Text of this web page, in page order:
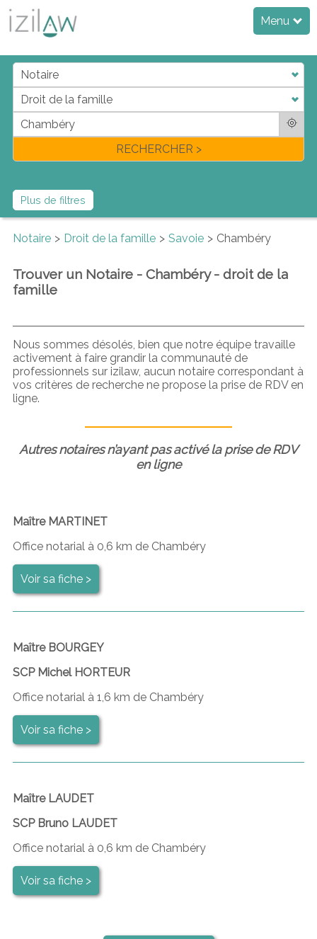
Menu
jdadi
fl
RECHERCHER >
Plus de filtres
Notaire Droit de la famille Savoie Chambéry
Trouver un Notaire - Chambéry - droit de la
famille
Nous sommes désolés, bien que notre équipe travaille
activement à faire grandir la communauté de
professionnels sur izilaw, aucun notaire correspondant à
vos critères de recherche ne propose la prise de RDV en
ligne.
Autres notaires n’ayant pas activé la prise de RDV
en ligne
Maître MARTINET
Office notarial à 0,6 km de Chambéry
Voir sa fiche >
Maître BOURGEY
SCP Michel HORTEUR
Office notarial à 1,6 km de Chambéry
Voir sa fiche >
Maître LAUDET
SCP Bruno LAUDET
Office notarial à 0,6 km de Chambéry
Voir sa fiche >